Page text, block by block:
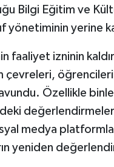
Bilgi Eğitim ve
yönetiminin yerine
faaliyet izninin
çevreleri,
Özellikle
değerlendirmeler
medya
yeniden